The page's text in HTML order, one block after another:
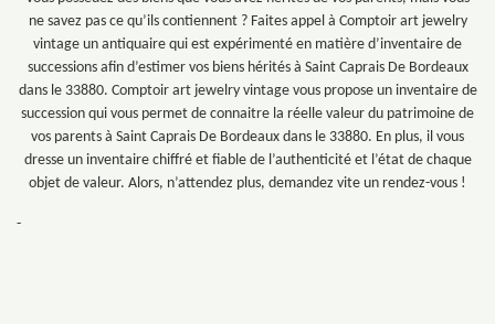
ne savez pas ce qu’ils contiennent ? Faites appel à Comptoir art jewelry
vintage un antiquaire qui est expérimenté en matière d’inventaire de
successions afin d’estimer vos biens hérités à Saint Caprais De Bordeaux
dans le 33880. Comptoir art jewelry vintage vous propose un inventaire de
succession qui vous permet de connaitre la réelle valeur du patrimoine de
vos parents à Saint Caprais De Bordeaux dans le 33880. En plus, il vous
dresse un inventaire chiffré et fiable de l’authenticité et l’état de chaque
objet de valeur. Alors, n’attendez plus, demandez vite un rendez-vous !
-